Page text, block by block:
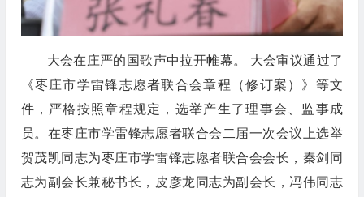
大会在庄严的国歌声中拉开帷幕。 大会审议通过了
《枣庄市学雷锋志愿者联合会章程（修订案）》等文
件，严格按照章程规定，选举产生了理事会、监事成
员。在枣庄市学雷锋志愿者联合会二届一次会议上选举
贺茂凯同志为枣庄市学雷锋志愿者联合会会长，秦剑同
志为副会长兼秘书长，皮彦龙同志为副会长，冯伟同志